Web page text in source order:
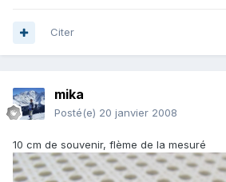
Citer
mika
Posté(e) 20 janvier 2008
10 cm de souvenir, flème de la mesuré